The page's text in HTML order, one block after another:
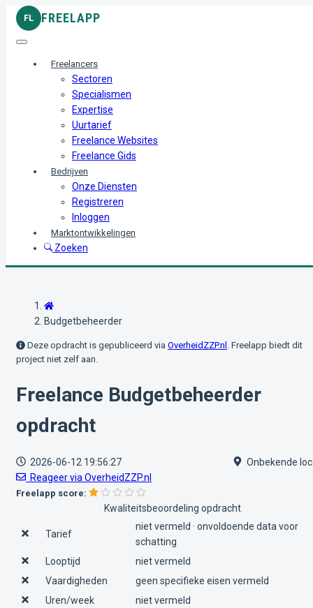
FL FREELAPP
Freelancers
Sectoren
Specialismen
Expertise
Uurtarief
Freelance Websites
Freelance Gids
Bedrijven
Onze Diensten
Registreren
Inloggen
Marktontwikkelingen
Zoeken
Budgetbeheerder
Deze opdracht is gepubliceerd via OverheidZZP.nl . Freelapp biedt dit
project niet zelf aan.
Freelance Budgetbeheerder
opdracht
2026-06-12 19:56:27
Onbekende
Reageer via OverheidZZP.nl
Freelapp score:
Kwaliteitsbeoordeling opdracht
Tarief
niet vermeld · onvoldoende data voor
schatting
Looptijd
niet vermeld
Vaardigheden
geen specifieke eisen vermeld
Uren/week
niet vermeld